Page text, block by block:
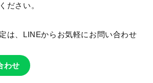
ださい。
は、LINEからお気軽にお問い合わせ
わせ